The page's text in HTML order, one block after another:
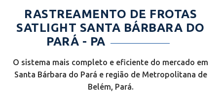
RASTREAMENTO DE FROTAS
SATLIGHT SANTA BÁRBARA DO
PARÁ - PA
O sistema mais completo e eficiente do mercado em
Santa Bárbara do Pará e região de Metropolitana de
Belém, Pará.